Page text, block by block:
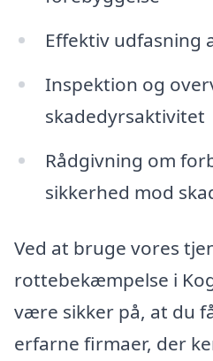
Effektiv udfasning
Inspektion og
skadedyrsaktivitet
Rådgivning om
sikkerhed mod
Ved at bruge vores
rottebekæmpelse i
være sikker på, at du
erfarne firmaer, der